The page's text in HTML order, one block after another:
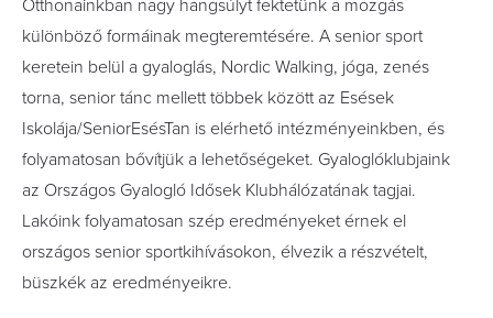
Otthonainkban nagy hangsúlyt fektetünk a mozgás
különböző formáinak megteremtésére. A senior sport
keretein belül a gyaloglás, Nordic Walking, jóga, zenés
torna, senior tánc mellett többek között az Esések
Iskolája/SeniorEsésTan is elérhető intézményeinkben, és
folyamatosan bővítjük a lehetőségeket. Gyaloglóklubjaink
az Országos Gyalogló Idősek Klubhálózatának tagjai.
Lakóink folyamatosan szép eredményeket érnek el
országos senior sportkihívásokon, élvezik a részvételt,
büszkék az eredményeikre.